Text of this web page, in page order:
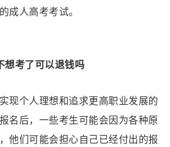
成人高考考试。
想考了可以退钱吗
现个人理想和追求更高职业发展的
名后，一些考生可能会因为各种原
他们可能会担心自己已经付出的报